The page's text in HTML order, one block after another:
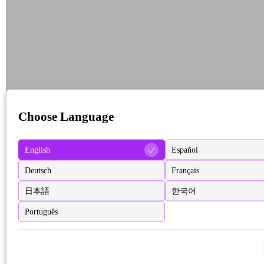
Choose Language
English Español
Deutsch Français
日本語 한국어
Português